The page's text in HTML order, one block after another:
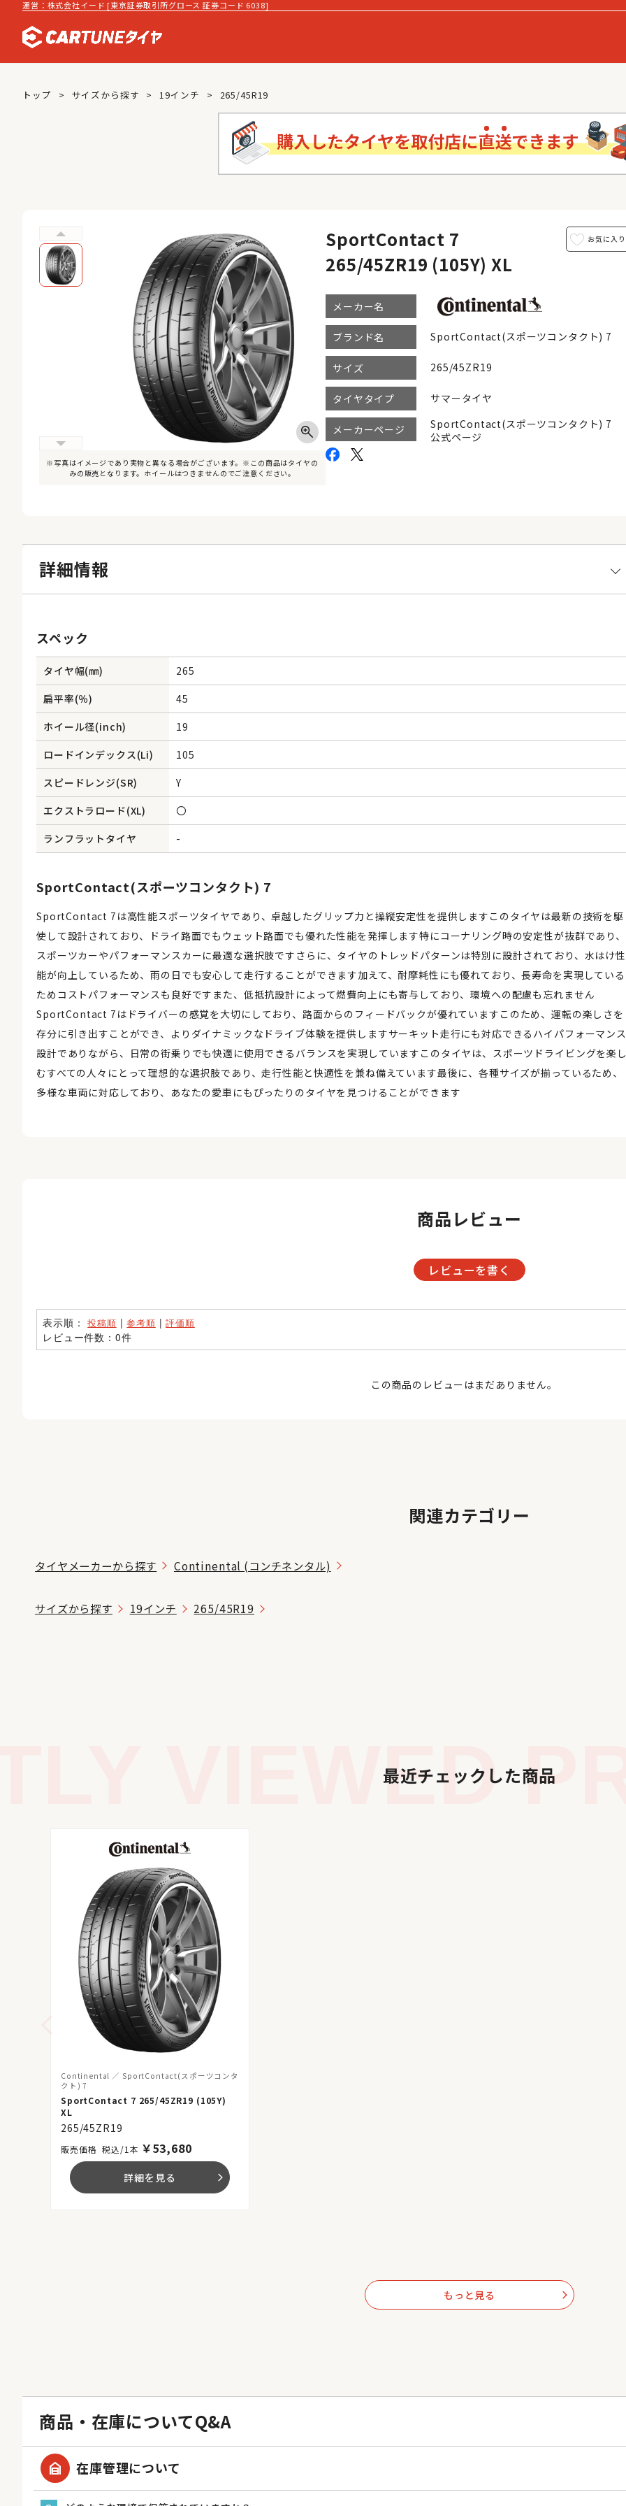
運営：株式会社イード [東京証券取引所グロース 証券コード 6038]
トップ サイズから探す 19インチ 265/45R19
※写真はイメージであり実物と異なる場合がございます。※この商品はタイヤの
みの販売となります。ホイールはつきませんのでご注意ください。
SportContact 7
265/45ZR19 (105Y) XL
メーカー名
ブランド名 SportContact(スポーツコンタクト) 7
サイズ 265/45ZR19
タイヤタイプ サマータイヤ
メーカーページ
SportContact(スポーツコンタクト) 7
公式ページ
詳細情報
スペック
タイヤ幅(㎜)
265
扁平率(％)
45
ホイール径(inch)
19
ロードインデックス(Li)
105
スピードレンジ(SR)
Y
エクストラロード(XL)
〇
ランフラットタイヤ
-
SportContact(スポーツコンタクト) 7
SportContact 7は高性能スポーツタイヤであり、卓越したグリップ力と操縦安定性を提供しますこのタイヤは最新の技術を駆
使して設計されており、ドライ路面でもウェット路面でも優れた性能を発揮します特にコーナリング時の安定性が抜群であり、
スポーツカーやパフォーマンスカーに最適な選択肢ですさらに、タイヤのトレッドパターンは特別に設計されており、水はけ性
能が向上しているため、雨の日でも安心して走行することができます加えて、耐摩耗性にも優れており、長寿命を実現している
ためコストパフォーマンスも良好ですまた、低抵抗設計によって燃費向上にも寄与しており、環境への配慮も忘れません
SportContact 7はドライバーの感覚を大切にしており、路面からのフィードバックが優れていますこのため、運転の楽しさを
存分に引き出すことができ、よりダイナミックなドライブ体験を提供しますサーキット走行にも対応できるハイパフォーマンス
設計でありながら、日常の街乗りでも快適に使用できるバランスを実現していますこのタイヤは、スポーツドライビングを楽
むすべての人々にとって理想的な選択肢であり、走行性能と快適性を兼ね備えています最後に、各種サイズが揃っているため、
多様な車両に対応しており、あなたの愛車にもぴったりのタイヤを見つけることができます
商品レビュー
レビューを書く
表示順：投稿順 |参考順 |評価順
レビュー件数：0件
この商品のレビューはまだありません。
関連カテゴリー
タイヤメーカーから探す Continental (コンチネンタル)
サイズから探す 19インチ 265/45R19
VIEWED最近チェックした商品
Continental
SportContact(スポーツコンタ
クト) 7
SportContact 7 265/45ZR19 (105Y)
XL
265/45ZR19
税込/1本 ￥53,680
詳細を見る arrow_forward_ios
もっと見る arrow_forward_ios
商品・在庫についてQ&A
garage_home 在庫管理について